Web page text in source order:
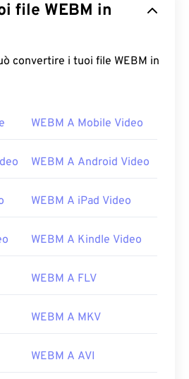
in
i tuoi file WEBM in
WEBM A Mobile Video
WEBM A Android Video
WEBM A iPad Video
WEBM A Kindle Video
WEBM A FLV
WEBM A MKV
WEBM A AVI